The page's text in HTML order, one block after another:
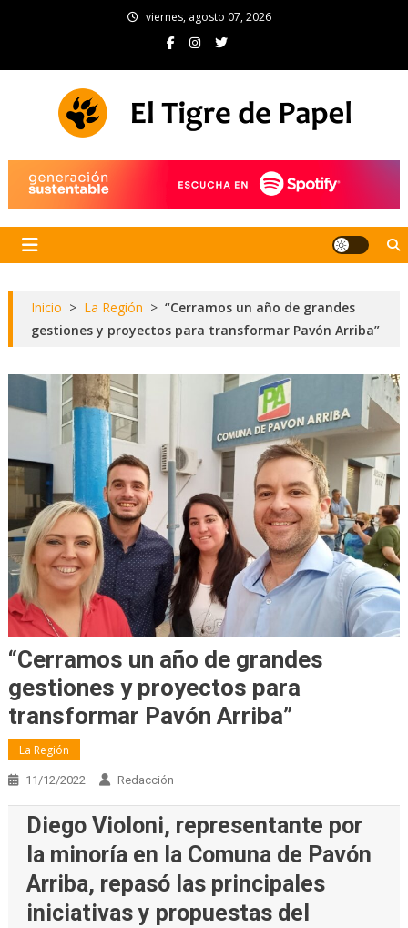
viernes, agosto 07, 2026
Inicio > La Región > “Cerramos un año de grandes
gestiones y proyectos para transformar Pavón Arriba”
“Cerramos un año de grandes
gestiones y proyectos para
transformar Pavón Arriba”
La Región
11/12/2022 Redacción
Diego Violoni, representante por
la minoría en la Comuna de Pavón
Arriba, repasó las principales
iniciativas y propuestas del